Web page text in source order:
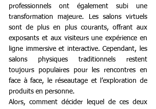
professionnels ont également subi une
transformation majeure. Les salons virtuels
sont de plus en plus courants, offrant aux
exposants et aux visiteurs une expérience en
ligne immersive et interactive. Cependant, les
salons physiques traditionnels restent
toujours populaires pour les rencontres en
face à face, le réseautage et l’exploration de
produits en personne.
Alors, comment décider lequel de ces deux